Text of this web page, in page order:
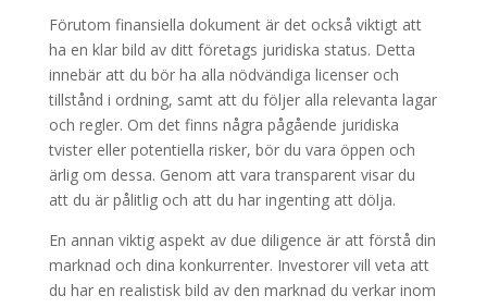
Förutom finansiella dokument är det också viktigt att
ha en klar bild av ditt företags juridiska status. Detta
innebär att du bör ha alla nödvändiga licenser och
tillstånd i ordning, samt att du följer alla relevanta lagar
och regler. Om det finns några pågående juridiska
tvister eller potentiella risker, bör du vara öppen och
ärlig om dessa. Genom att vara transparent visar du
att du är pålitlig och att du har ingenting att dölja.
En annan viktig aspekt av due diligence är att förstå din
marknad och dina konkurrenter. Investorer vill veta att
du har en realistisk bild av den marknad du verkar inom